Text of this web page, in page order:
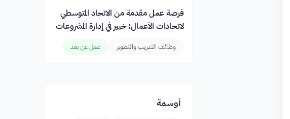
فرصة عمل مقدمة من الاتحاد المتوسطي
لاتحادات الأعمال: خبير في إدارة المشروعات
وظائف التدريب والتطوير عمل عن بعد
أوسمة